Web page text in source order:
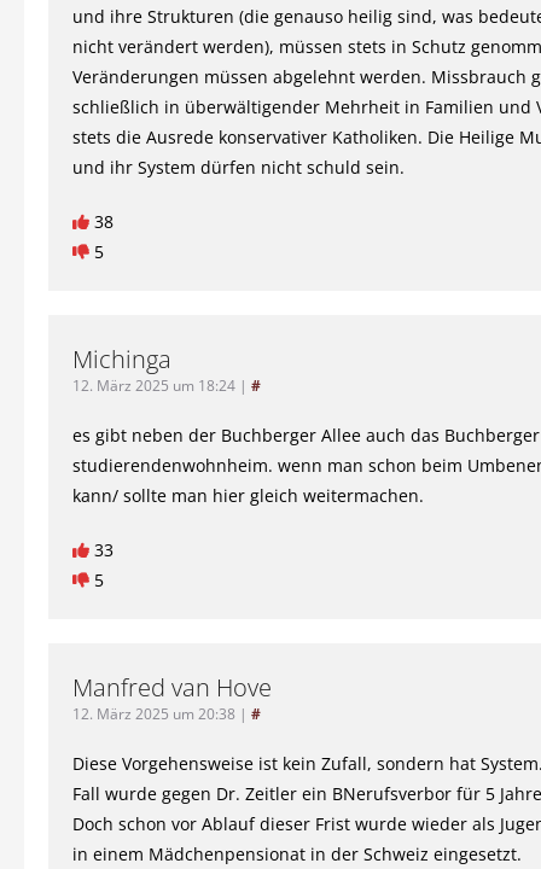
und ihre Strukturen (die genauso heilig sind, was
nicht verändert werden), müssen stets in Schutz
Veränderungen müssen abgelehnt werden. Missbrauch
schließlich in überwältigender Mehrheit in Familien und
stets die Ausrede konservativer Katholiken. Die Heilige
und ihr System dürfen nicht schuld sein.
38
5
Michinga
12. März 2025 um 18:24 | #
es gibt neben der Buchberger Allee auch das Buchberger
studierendenwohnheim. wenn man schon beim
kann/ sollte man hier gleich weitermachen.
33
5
Manfred van Hove
12. März 2025 um 20:38 | #
Diese Vorgehensweise ist kein Zufall, sondern hat
Fall wurde gegen Dr. Zeitler ein BNerufsverbor für 5
Doch schon vor Ablauf dieser Frist wurde wieder als
in einem Mädchenpensionat in der Schweiz eingesetzt.